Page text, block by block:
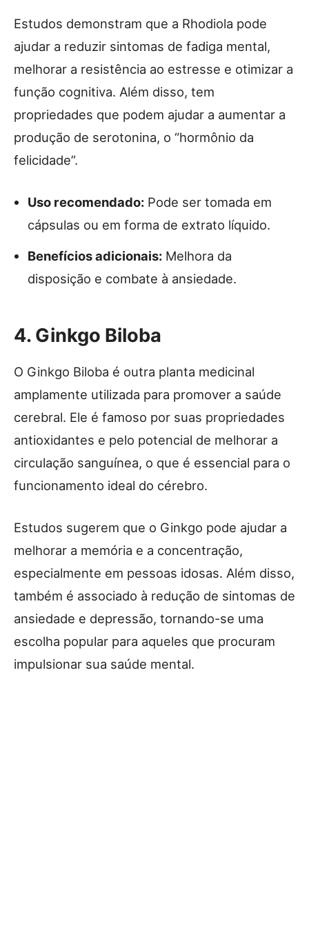
Estudos demonstram que a Rhodiola pode
ajudar a reduzir sintomas de fadiga mental,
melhorar a resistência ao estresse e otimizar a
função cognitiva. Além disso, tem
propriedades que podem ajudar a aumentar a
produção de serotonina, o “hormônio da
felicidade”.
Uso recomendado: Pode ser tomada em
cápsulas ou em forma de extrato líquido.
Benefícios adicionais: Melhora da
disposição e combate à ansiedade.
4. Ginkgo Biloba
O Ginkgo Biloba é outra planta medicinal
amplamente utilizada para promover a saúde
cerebral. Ele é famoso por suas propriedades
antioxidantes e pelo potencial de melhorar a
circulação sanguínea, o que é essencial para o
funcionamento ideal do cérebro.
Estudos sugerem que o Ginkgo pode ajudar a
melhorar a memória e a concentração,
especialmente em pessoas idosas. Além disso,
também é associado à redução de sintomas de
ansiedade e depressão, tornando-se uma
escolha popular para aqueles que procuram
impulsionar sua saúde mental.